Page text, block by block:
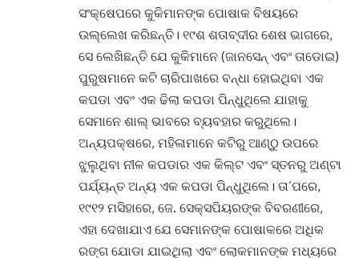
ସଂକ୍ଷେପରେ କୁକିମାନଙ୍କ ପୋଷାକ ବିଷୟରେ
ଉଲ୍ଲେଖ କରିଛନ୍ତି। ୧୯ଶ ଶତାବ୍ଦୀର ଶେଷ ଭାଗରେ,
ସେ ଲେଖିଛନ୍ତି ଯେ କୁକିମାନେ (ଜାନସେନ୍ ଏବଂ ତାଡୋଇ)
ପୁରୁଷମାନେ କଟି ଚାରିପାଖରେ ବନ୍ଧା ହୋଇଥିବା ଏକ
କପଡା ଏବଂ ଏକ ଢିଲା କପଡା ପିନ୍ଧୁଥିଲେ ଯାହାକୁ
ସେମାନେ ଶାଲ୍ ଭାବରେ ବ୍ୟବହାର କରୁଥିଲେ।
ଅନ୍ୟପକ୍ଷରେ, ମହିଳାମାନେ କଟିରୁ ଆଣ୍ଠୁ ଉପରେ
ଝୁଲୁଥିବା ନୀଳ କପଡାର ଏକ କିଲ୍ଟ ଏବଂ ସ୍ତନରୁ ଅଣ୍ଟା
ପର୍ଯ୍ୟନ୍ତ ଅନ୍ୟ ଏକ କପଡା ପିନ୍ଧୁଥିଲେ। ତା’ପରେ,
୧୯୧୨ ମସିହାରେ, ଜେ. ସେକ୍ସପିୟରଙ୍କ ବିବରଣୀରେ,
ଏହା ଦେଖାଯାଏ ଯେ ସେମାନଙ୍କ ପୋଷାକରେ ଅଧିକ
ରଙ୍ଗ ଯୋଡା ଯାଇଥିଲା ଏବଂ ଲୋକମାନଙ୍କ ମଧ୍ୟରେ